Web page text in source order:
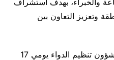
والخبراء، بهدف استشراف
وتعزيز التعاون بين
وافتتحت فعاليات قمّة الخليج لشؤون تنظيم الدواء يومي 17